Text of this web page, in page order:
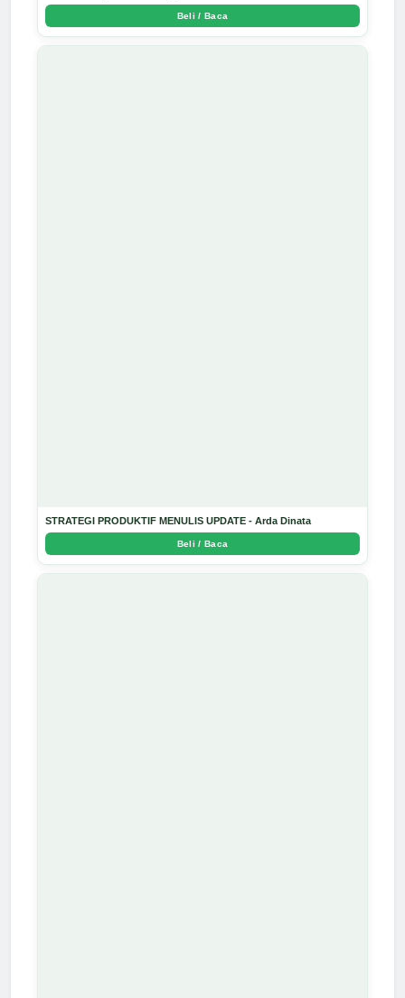
Beli / Baca
STRATEGI PRODUKTIF MENULIS UPDATE - Arda Dinata
Beli / Baca